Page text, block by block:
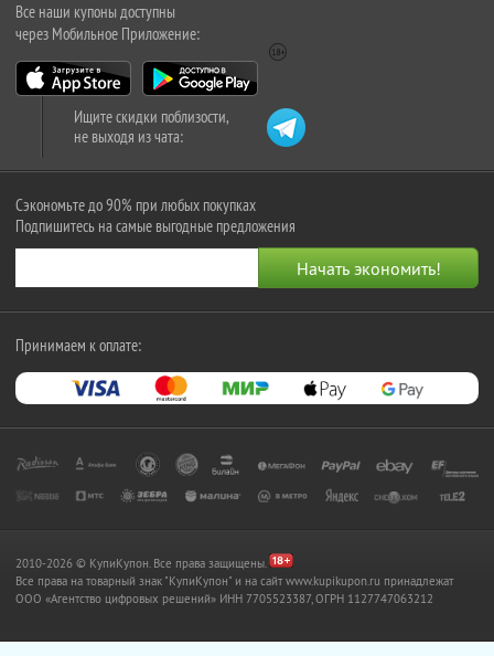
Все наши купоны доступны
через Мобильное Приложение:
Ищите скидки поблизости,
не выходя из чата:
Сэкономьте до 90% при любых покупках
Подпишитесь на самые выгодные предложения
Принимаем к оплате:
2010-2026 © КупиКупон. Все права защищены.
Все права на товарный знак "КупиКупон" и на сайт www.kupikupon.ru принадлежат
OOO «Агентство цифровых решений» ИНН 7705523387, ОГРН 1127747063212